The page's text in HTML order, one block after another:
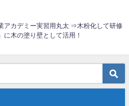
アカデミー実習用丸太 ⇒木粉化して研修
に木の塗り壁として活用！